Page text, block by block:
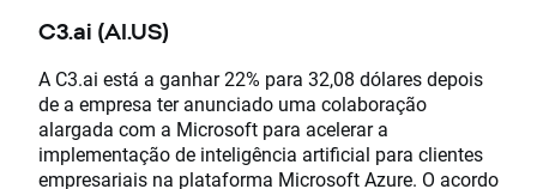
C3.ai (AI.US)
A C3.ai está a ganhar 22% para 32,08 dólares depois
de a empresa ter anunciado uma colaboração
alargada com a Microsoft para acelerar a
implementação de inteligência artificial para clientes
empresariais na plataforma Microsoft Azure. O acordo